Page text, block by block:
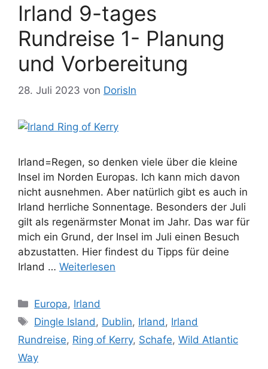
Irland 9-tages
Rundreise 1- Planung
und Vorbereitung
28. Juli 2023 von DorisIn
Irland=Regen, so denken viele über die kleine
Insel im Norden Europas. Ich kann mich davon
nicht ausnehmen. Aber natürlich gibt es auch in
Irland herrliche Sonnentage. Besonders der Juli
gilt als regenärmster Monat im Jahr. Das war für
mich ein Grund, der Insel im Juli einen Besuch
abzustatten. Hier findest du Tipps für deine
Irland … Weiterlesen
Kategorien
Europa, Irland
Schlagwörter
Dingle Island , Dublin, Irland , Irland
Rundreise, Ring of Kerry, Schafe, Wild Atlantic
Way